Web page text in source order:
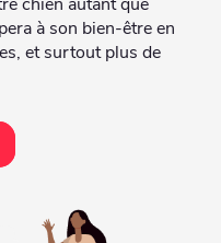
à son bien-être en
et surtout plus de